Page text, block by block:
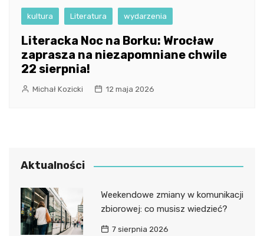
kultura Literatura wydarzenia
Literacka Noc na Borku: Wrocław
zaprasza na niezapomniane chwile
22 sierpnia!
Michał Kozicki 12 maja 2026
Aktualności
Weekendowe zmiany w komunikacji
zbiorowej: co musisz wiedzieć?
7 sierpnia 2026